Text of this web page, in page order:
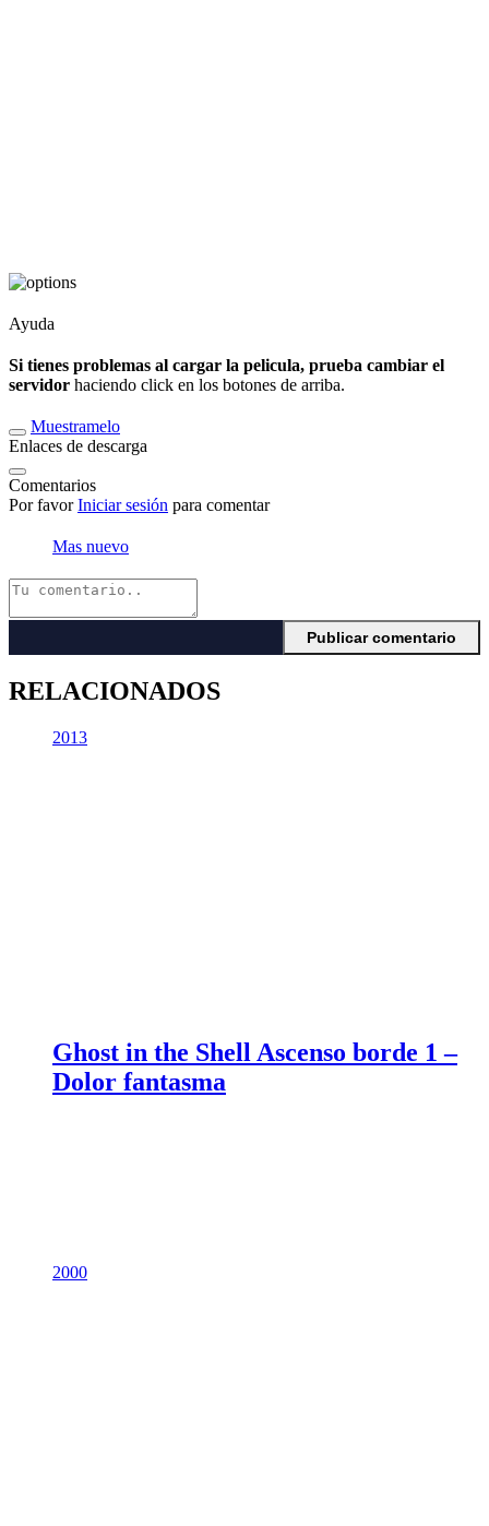
Ayuda
Si tienes problemas al cargar la pelicula, prueba cambiar el
servidor haciendo click en los botones de arriba.
Muestramelo
Enlaces de descarga
Comentarios
Por favorIniciar sesión para comentar
Mas nuevo
RELACIONADOS
2013
Ghost in the Shell Ascenso borde 1 –
Dolor fantasma
2000